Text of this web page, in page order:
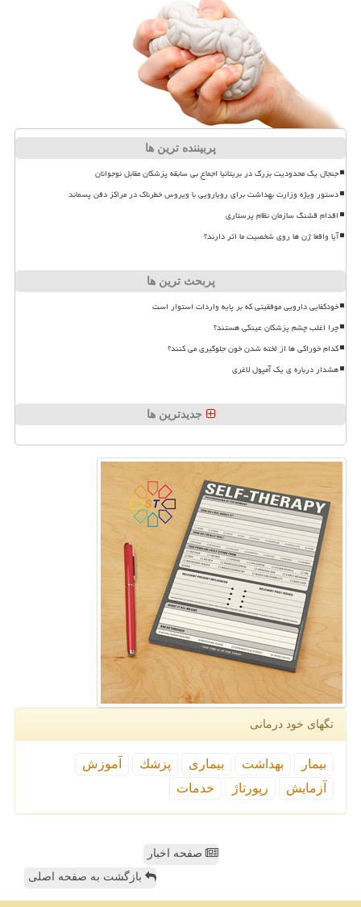
پربیننده ترین ها
جنجال یک محدودیت بزرگ در بریتانیا اجماع بی سابقه پزشکان مقابل نوجوانان
دستور ویژه وزارت بهداشت برای رویارویی با ویروس خطرناک در مراکز دفن پسماند
اقدام قشنگ سازمان نظام پرستاری
آیا واقعا ژن ها روی شخصیت ما اثر دارند؟
پربحث ترین ها
خودکفایی دارویی موفقیتی که بر پایه واردات استوار است
چرا اغلب چشم پزشکان عینکی هستند؟
کدام خوراکی ها از لخته شدن خون جلوگیری می کنند؟
هشدار درباره ی یک آمپول لاغری
جدیدترین ها
تگهای خود درمانی
بیمار بهداشت بیماری پزشك
آموزش
آزمایش
رپورتاژ خدمات
صفحه اخبار
بازگشت به صفحه اصلی